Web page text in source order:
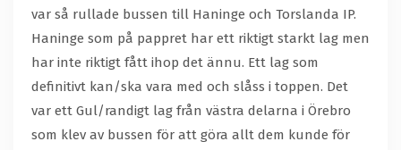
var så rullade bussen till Haninge och Torslanda IP.
Haninge som på pappret har ett riktigt starkt lag men
har inte riktigt fått ihop det ännu. Ett lag som
definitivt kan/ska vara med och slåss i toppen. Det
var ett Gul/randigt lag från västra delarna i Örebro
som klev av bussen för att göra allt dem kunde för